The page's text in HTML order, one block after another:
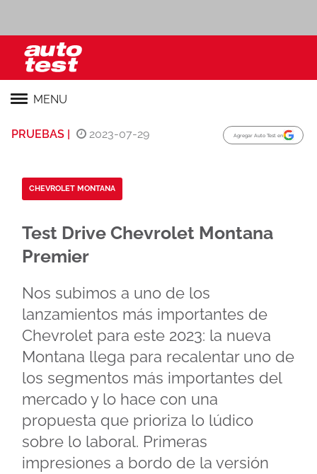
MENU
PRUEBAS | 2023-07-29 Agregar Auto Test en
CHEVROLET MONTANA
Test Drive Chevrolet Montana
Premier
Nos subimos a uno de los
lanzamientos más importantes de
Chevrolet para este 2023: la nueva
Montana llega para recalentar uno de
los segmentos más importantes del
mercado y lo hace con una
propuesta que prioriza lo lúdico
sobre lo laboral. Primeras
impresiones a bordo de la versión